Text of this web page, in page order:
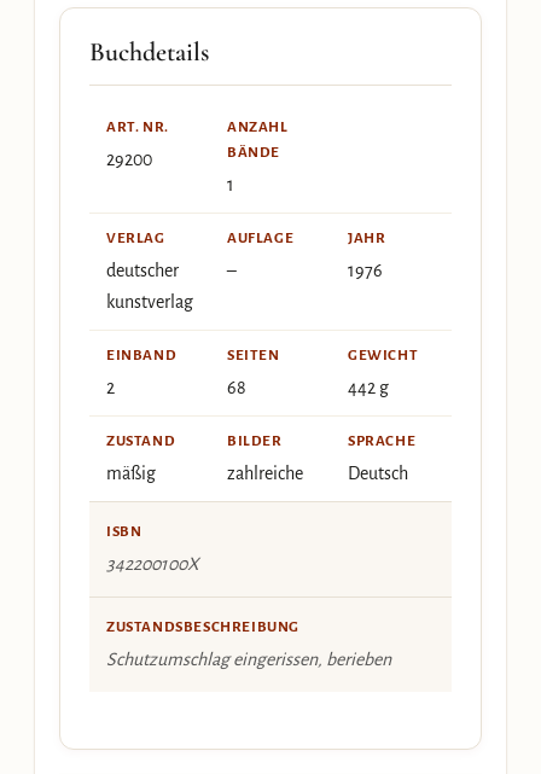
Buchdetails
ART. NR.
29200
ANZAHL
BÄNDE
1
VERLAG
deutscher
kunstverlag
AUFLAGE
–
JAHR
1976
EINBAND
2
SEITEN
68
GEWICHT
442 g
ZUSTAND
mäßig
BILDER
zahlreiche
SPRACHE
Deutsch
ISBN
342200100X
ZUSTANDSBESCHREIBUNG
Schutzumschlag eingerissen, berieben